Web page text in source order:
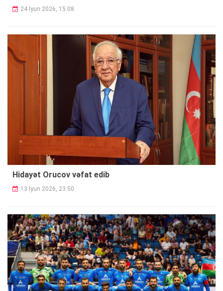
24 İyun 2026, 15:08
Hidayət Orucov vəfat edib
13 İyun 2026, 23:50